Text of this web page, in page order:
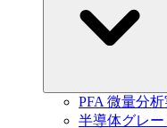
PFA 微量分
半導体グレ